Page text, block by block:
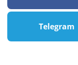
Telegram